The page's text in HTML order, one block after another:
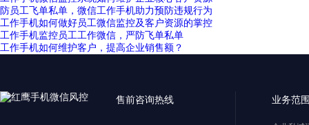
防员工飞单私单，微信工作手机助力预防违规行为
工作手机如何做好员工微信监控及客户资源的掌控
工作手机监控员工工作微信，严防飞单私单
工作手机如何维护客户，提高企业销售额？
售前咨询热线 业务范